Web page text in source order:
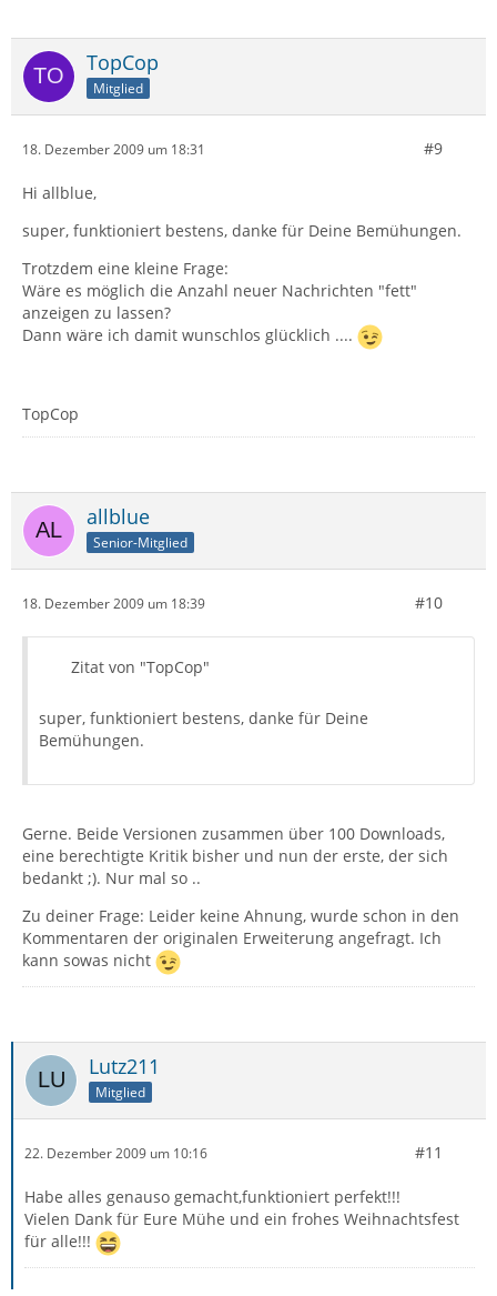
TopCop
Mitglied
18. Dezember 2009 um 18:31 #9
Hi allblue,
super, funktioniert bestens, danke für Deine Bemühungen.
Trotzdem eine kleine Frage:
Wäre es möglich die Anzahl neuer Nachrichten "fett"
anzeigen zu lassen?
Dann wäre ich damit wunschlos glücklich ....
TopCop
allblue
Senior-Mitglied
18. Dezember 2009 um 18:39 #10
Zitat von "TopCop"
super, funktioniert bestens, danke für Deine
Bemühungen.
Gerne. Beide Versionen zusammen über 100 Downloads,
eine berechtigte Kritik bisher und nun der erste, der sich
bedankt ;). Nur mal so ..
Zu deiner Frage: Leider keine Ahnung, wurde schon in den
Kommentaren der originalen Erweiterung angefragt. Ich
kann sowas nicht
Lutz211
Mitglied
22. Dezember 2009 um 10:16 #11
Habe alles genauso gemacht,funktioniert perfekt!!!
Vielen Dank für Eure Mühe und ein frohes Weihnachtsfest
für alle!!!